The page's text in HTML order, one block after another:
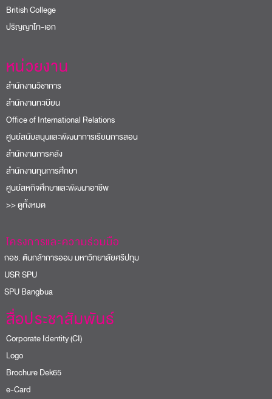
British College
ปริญญาโท-เอก
หน่วยงาน
สำนักงานวิชาการ
สำนักงานทะเบียน
Office of International Relations
ศูนย์สนับสนุนและพัฒนาการเรียนการสอน
สำนักงานการคลัง
สำนักงานทุนการศึกษา
ศูนย์สหกิจศึกษาและพัฒนาอาชีพ
>> ดูทั้งหมด
โครงการและความร่วมมือ
ช. ต้นกล้าการออม มหาวิทยาลัยศรีปทุม
SPU
Bangbua
สื่อประชาสัมพันธ์
Corporate Identity (CI)
Logo
Brochure Dek65
e-Card